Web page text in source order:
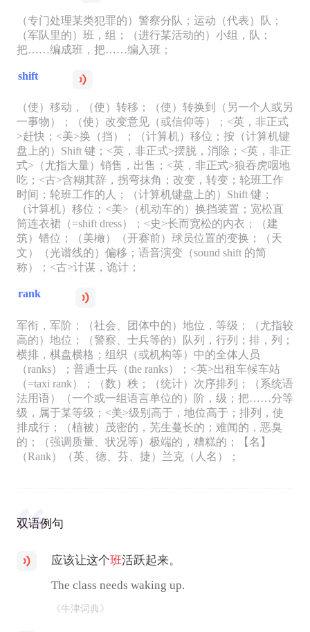
（专门处理某类犯罪的）警察分队；运动（代表）队；
（军队里的）班，组；（进行某活动的）小组，队；
把……编成班，把……编入班；
shift
（使）移动，（使）转移；（使）转换到（另一个人或另
一事物）；（使）改变意见（或信仰等）；<英，非正式
>赶快；<美>换（挡）；（计算机）移位；按（计算机键
盘上的）Shift 键；<英，非正式>摆脱，消除；<英，非正
式>（尤指大量）销售，出售；<英，非正式>狼吞虎咽地
吃；<古>含糊其辞，拐弯抹角；改变，转变；轮班工作
时间；轮班工作的人；（计算机键盘上的）Shift 键；
（计算机）移位；<美>（机动车的）换挡装置；宽松直
筒连衣裙（=shift dress）；<史>长而宽松的内衣；（建
筑）错位；（美橄）（开赛前）球员位置的变换；（天
文）（光谱线的）偏移；语音演变（sound shift 的简
称）；<古>计谋，诡计；
rank
军衔，军阶；（社会、团体中的）地位，等级；（尤指较
高的）地位；（警察、士兵等的）队列，行列；排，列；
横排，棋盘横格；组织（或机构等）中的全体人员
（ranks）；普通士兵（the ranks）；<英>出租车候车站
（=taxi rank）；（数）秩；（统计）次序排列；（系统语
法用语）（一个或一组语言单位的）阶，级；把……分等
级，属于某等级；<美>级别高于，地位高于；排列，使
排成行；（植被）茂密的，芜生蔓长的；难闻的，恶臭
的；（强调质量、状况等）极端的，糟糕的；【名】
（Rank）（英、德、芬、捷）兰克（人名）；
双语例句
应该让这个班活跃起来。
The class needs waking up.
《牛津词典》